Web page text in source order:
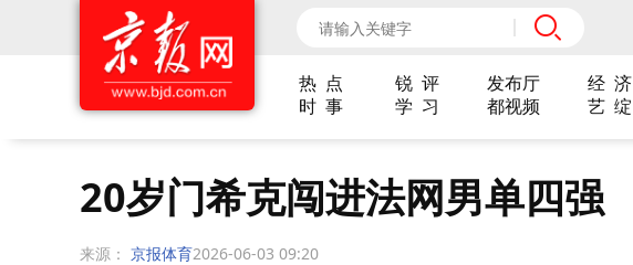
热 点 锐 评 发布厅 经 济
时 事
学 习 都视频 艺 绽
20岁门希克闯进法网男单四强
来源： 京报体育2026-06-03 09:20